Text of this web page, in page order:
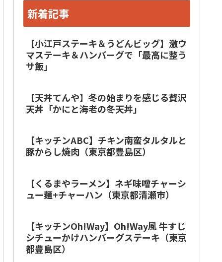
新着記事
【小江戸ステーキ＆うどんビッグ】激ウ
マステーキ＆ハンバーグで「最高に整う
サ飯」
【天丼てんや】冬の始まりを感じる贅沢
天丼「かにと海老の冬天丼」
【キッチンABC】チキン南蛮タルタルと
豚からし焼肉（東京都豊島区）
【くるまやラーメン】ネギ味噌チャーシ
ュー麺+チャーハン（東京都清瀬市）
【キッチンOh!Way】Oh!Way風 牛すじ
シチューかけハンバーグステーキ（東京
都豊島区）